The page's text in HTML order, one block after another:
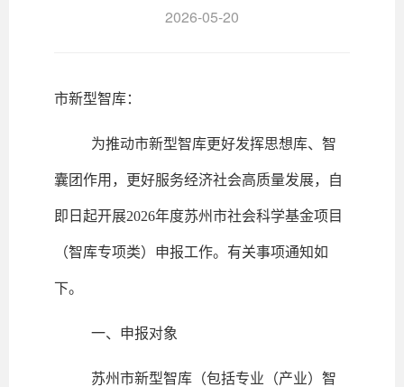
2026-05-20
市新型智库：
为推动市新型智库更好发挥思想库、智
囊团作用，更好服务经济社会高质量发展，自
即日起开展2026年度苏州市社会科学基金项目
（智库专项类）申报工作。有关事项通知如
下。
一、申报对象
苏州市新型智库（包括专业（产业）智